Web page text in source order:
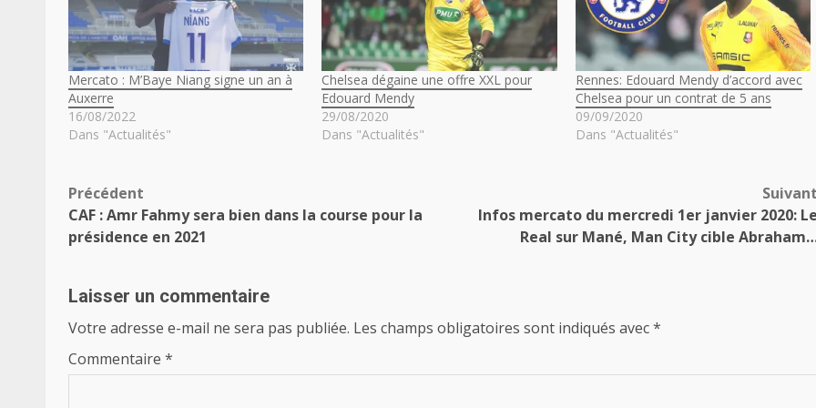
Mercato : M’Baye Niang signe un an à
Auxerre
16/08/2022
Dans "Actualités"
Chelsea dégaine une offre XXL pour
Edouard Mendy
29/08/2020
Dans "Actualités"
Rennes: Edouard Mendy d’accord avec
Chelsea pour un contrat de 5 ans
09/09/2020
Dans "Actualités"
Navigation
d’article
Précédent
CAF : Amr Fahmy sera bien dans la course pour la
présidence en 2021
Suivant
Infos mercato du mercredi 1er janvier 2020: Le
Real sur Mané, Man City cible
Laisser un commentaire
Votre adresse e-mail ne sera pas publiée. Les champs obligatoires sont indiqués avec*
Commentaire *